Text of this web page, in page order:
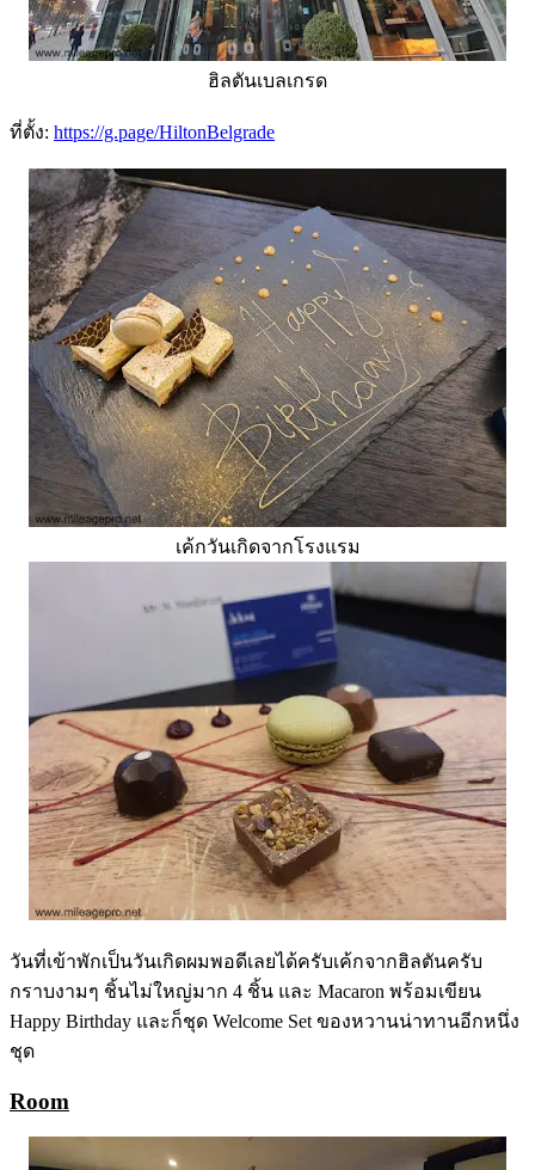
ฮิลตันเบลเกรด
ที่ตั้ง: https://g.page/HiltonBelgrade
เค้กวันเกิดจากโรงแรม
วันที่เข้าพักเป็นวันเกิดผมพอดีเลยได้ครับเค้กจากฮิลตันครับ
กราบงามๆ ชิ้นไม่ใหญ่มาก 4 ชิ้น และ Macaron พร้อมเขียน
Happy Birthday และก็ชุด Welcome Set ของหวานน่าทานอีกหนึ่ง
ชุด
Room